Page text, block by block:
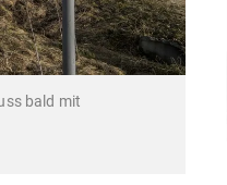
bald mit